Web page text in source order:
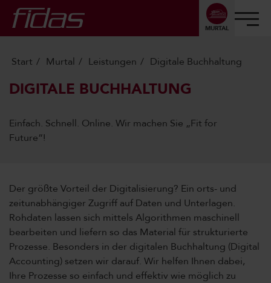
MURTAL
DIGITALE BUCHHALTUNG
Start Murtal Leistungen Digitale Buchhaltung
Einfach. Schnell. Online. Wir machen Sie „Fit for
Future“!
Der größte Vorteil der Digitalisierung? Ein orts- und
zeitunabhängiger Zugriff auf Daten und Unterlagen.
Rohdaten lassen sich mittels Algorithmen maschinell
bearbeiten und liefern so das Material für strukturierte
Prozesse. Besonders in der digitalen Buchhaltung (Digital
Accounting) setzen wir darauf. Wir helfen Ihnen dabei,
Ihre Prozesse so einfach und effektiv wie möglich zu